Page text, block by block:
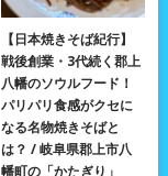
【日本焼きそば紀行】
戦後創業・3代続く郡上
八幡のソウルフード！
パリパリ食感がクセに
なる名物焼きそばと
は？ / 岐阜県郡上市八
幡町の「かたぎり」